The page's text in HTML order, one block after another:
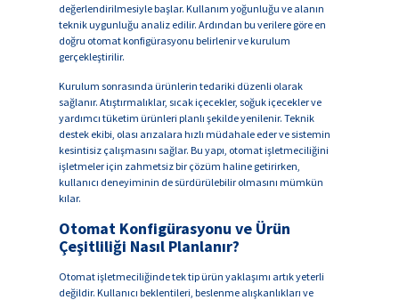
değerlendirilmesiyle başlar. Kullanım yoğunluğu ve alanın
teknik uygunluğu analiz edilir. Ardından bu verilere göre en
doğru otomat konfigürasyonu belirlenir ve kurulum
gerçekleştirilir.
Kurulum sonrasında ürünlerin tedariki düzenli olarak
sağlanır. Atıştırmalıklar, sıcak içecekler, soğuk içecekler ve
yardımcı tüketim ürünleri planlı şekilde yenilenir. Teknik
destek ekibi, olası arızalara hızlı müdahale eder ve sistemin
kesintisiz çalışmasını sağlar. Bu yapı, otomat işletmeciliğini
işletmeler için zahmetsiz bir çözüm haline getirirken,
kullanıcı deneyiminin de sürdürülebilir olmasını mümkün
kılar.
Otomat Konfigürasyonu ve Ürün
Çeşitliliği Nasıl Planlanır?
Otomat işletmeciliğinde tek tip ürün yaklaşımı artık yeterli
değildir. Kullanıcı beklentileri, beslenme alışkanlıkları ve